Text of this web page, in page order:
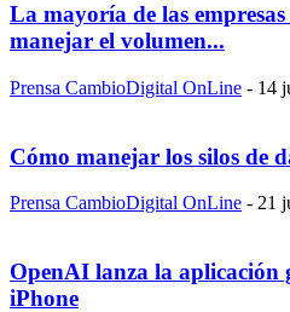
La mayoría de las
manejar el volumen...
Prensa CambioDigital OnLine - 14
Cómo manejar los silos de
Prensa CambioDigital OnLine - 21
OpenAI lanza la
iPhone